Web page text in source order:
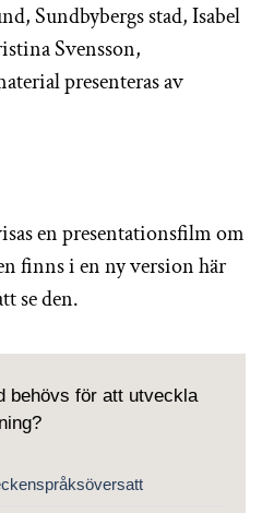
Sundbybergs stad, Isabel
Svensson,
presenteras av
en presentationsfilm om
finns i en ny version här
se den.
behövs för att utveckla